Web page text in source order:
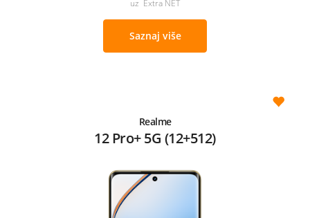
uz Extra NET
Saznaj više
Realme
12 Pro+ 5G (12+512)